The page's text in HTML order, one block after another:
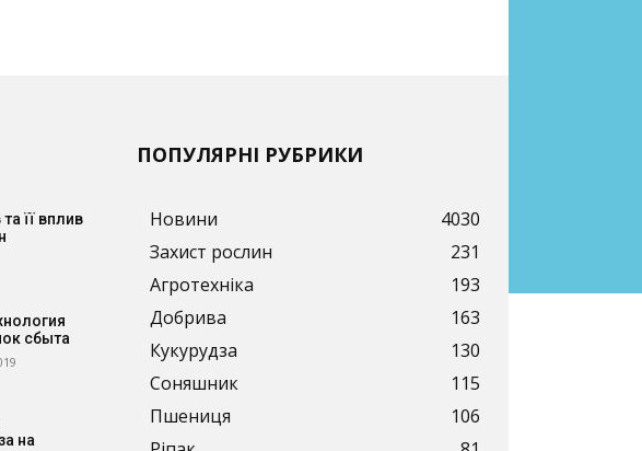
її вплив
сбыта
на
ПОПУЛЯРНІ РУБРИКИ
Новини
4030
Захист рослин
231
Агротехніка
193
Добрива
163
Кукурудза
130
Соняшник
115
Пшениця
106